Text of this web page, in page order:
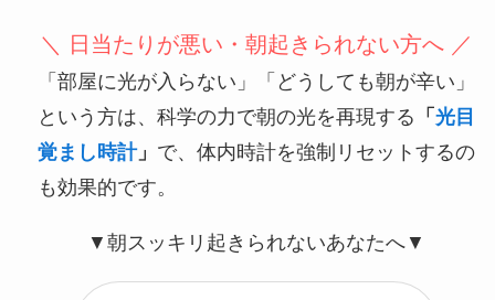
＼ 日当たりが悪い・朝起きられない方へ ／
「部屋に光が入らない」「どうしても朝が辛い」
という方は、科学の力で朝の光を再現する 「 光目
覚まし時計」 で、体内時計を強制リセットするの
も効果的です。
▼朝スッキリ起きられないあなたへ▼